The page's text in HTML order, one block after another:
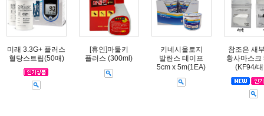
미래 3.3G+ 플러스
혈당스트립(50매)
[휴인]마툴키
플러스 (300ml)
키네시올로지
발란스 테이프
5cm x 5m(1EA)
참조은 새
황사마스크
(KF94/